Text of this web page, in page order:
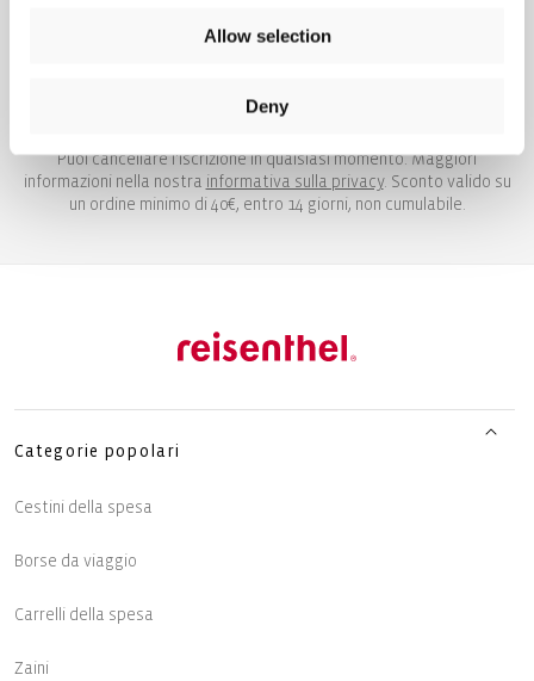
Allow selection
Deny
RICEVI I TUOI 10€
Puoi cancellare l'iscrizione in qualsiasi momento. Maggiori
informazioni nella nostra informativa sulla privacy. Sconto valido su
un ordine minimo di 40€, entro 14 giorni, non cumulabile.
Categorie popolari
Cestini della spesa
Borse da viaggio
Carrelli della spesa
Zaini